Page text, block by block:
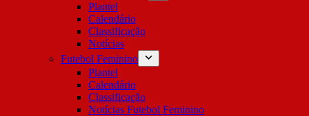
Plantel
Calendário
Classificação
Notícias
Futebol Feminino
Plantel
Calendário
Classificação
Notícias Futebol Feminino